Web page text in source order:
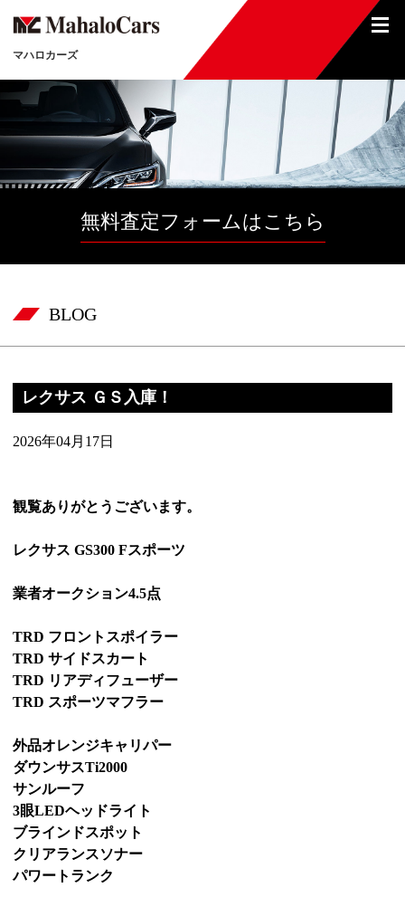
マハロカーズ
無料査定フォームはこちら
BLOG
レクサス ＧＳ入庫！
2026年04月17日
観覧ありがとうございます。
レクサス GS300 Fスポーツ
業者オークション4.5点
TRD フロントスポイラー
TRD サイドスカート
TRD リアディフューザー
TRD スポーツマフラー
外品オレンジキャリパー
ダウンサスTi2000
サンルーフ
3眼LEDヘッドライト
ブラインドスポット
クリアランスソナー
パワートランク